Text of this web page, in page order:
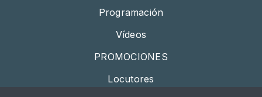
Programación
Vídeos
PROMOCIONES
Locutores